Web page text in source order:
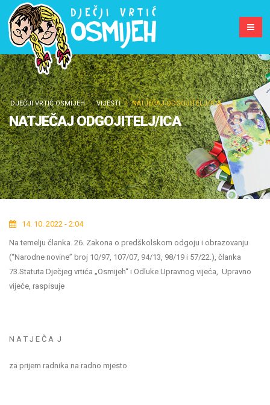
DJEČJI VRTIĆ OSMIJEH VIJESTI NATJEČAJ ODGOJITELJ/ICA
NATJEČAJ ODGOJITELJ/ICA
14. 10. 2022 - 2:04
Na temelju članka. 26. Zakona o predškolskom odgoju i obrazovanju
(“Narodne novine” broj 10/97, 107/07, 94/13, 98/19 i 57/22.), članka
73.Statuta Dječjeg vrtića „Osmijeh“ i Odluke Upravnog vijeća, Upravno
vijeće, raspisuje
N A T J E Č A J
za prijem radnika na radno mjesto